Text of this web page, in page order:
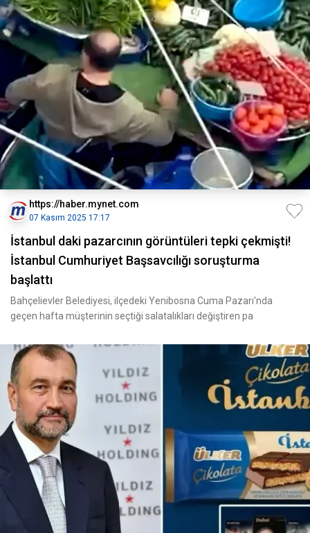
https://haber.mynet.com
07 Kasım 2025 17:17
İstanbul daki pazarcının görüntüleri tepki çekmişti!
İstanbul Cumhuriyet Başsavcılığı soruşturma
başlattı
Bahçelievler Belediyesi, ilçedeki Yenibosna Cuma Pazarı'nda
geçen hafta müşterinin seçtiği salatalıkları değiştiren pa